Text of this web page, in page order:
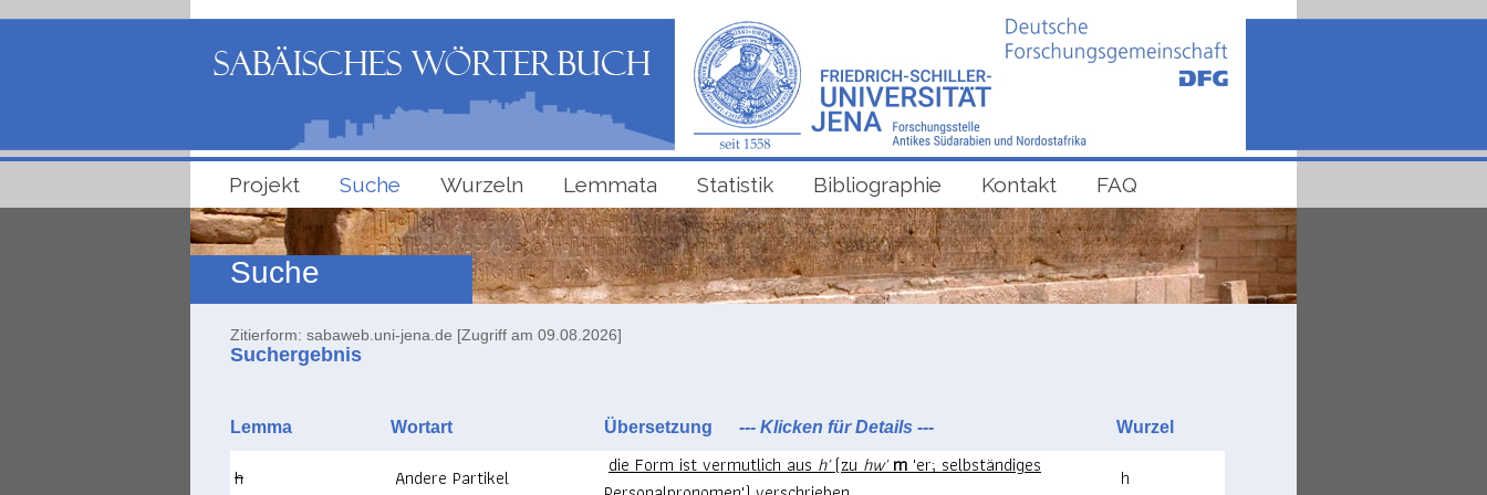
Projekt Suche Wurzeln Lemmata Statistik Bibliographie Kontakt FAQ
Suche
Zitierform: sabaweb.uni-jena.de [Zugriff am 09.08.2026]
Suchergebnis
Lemma Wortart Übersetzung --- Klicken für Details --- Wurzel
h Andere Partikel die Form ist vermutlich aushʾ(zuhwʾ m'er; selbständiges
h